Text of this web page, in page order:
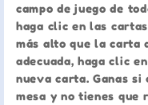
campo de juego de
haga clic en las
más alto que la carta
adecuada, haga clic
nueva carta. Ganas
mesa y no tienes